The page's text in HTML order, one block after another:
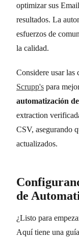
optimizar sus
resultados. La
esfuerzos de
la calidad.
Considere usar las
Scrupp's para
automatización
extraction
CSV, asegurando
actualizados.
de
¿Listo para
Aquí tiene una